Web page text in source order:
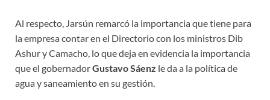
Al respecto, Jarsún remarcó la importancia que tiene para
la empresa contar en el Directorio con los ministros Dib
Ashur y Camacho, lo que deja en evidencia la importancia
que el gobernadorGustavo Sáenz le da a la política de
agua y saneamiento en su gestión.